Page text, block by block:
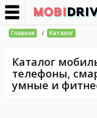
Главная / Каталог
Каталог
телефоны,
умные и